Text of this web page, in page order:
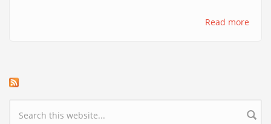
Read more
Search form